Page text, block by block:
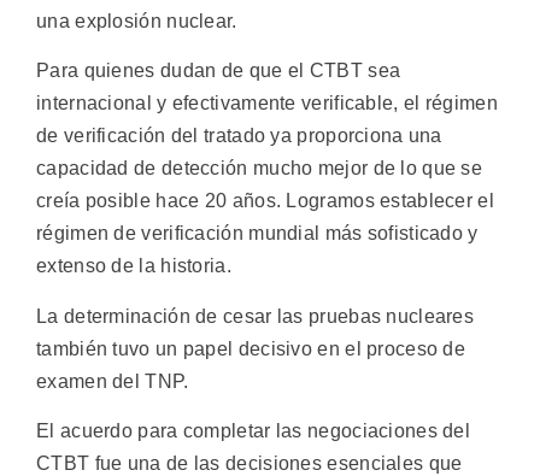
una explosión nuclear.
Para quienes dudan de que el CTBT sea
internacional y efectivamente verificable, el régimen
de verificación del tratado ya proporciona una
capacidad de detección mucho mejor de lo que se
creía posible hace 20 años. Logramos establecer el
régimen de verificación mundial más sofisticado y
extenso de la historia.
La determinación de cesar las pruebas nucleares
también tuvo un papel decisivo en el proceso de
examen del TNP.
El acuerdo para completar las negociaciones del
CTBT fue una de las decisiones esenciales que